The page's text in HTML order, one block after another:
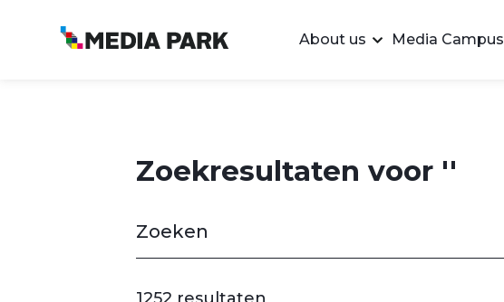
About us Media Campus
Zoekresultaten voor ''